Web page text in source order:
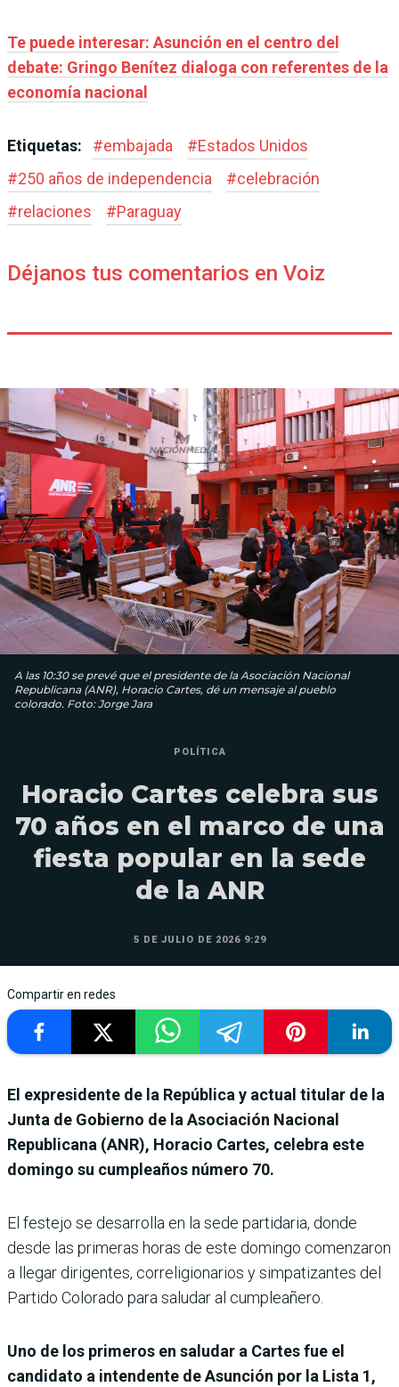
Te puede interesar: Asunción en el centro del
debate: Gringo Benítez dialoga con referentes de la
economía nacional
Etiquetas: #embajada #Estados Unidos
#250 años de independencia #celebración
#relaciones #Paraguay
Déjanos tus comentarios en Voiz
A las 10:30 se prevé que el presidente de la Asociación Nacional
Republicana (ANR), Horacio Cartes, dé un mensaje al pueblo
colorado. Foto: Jorge Jara
POLÍTICA
Horacio Cartes celebra sus
70 años en el marco de una
fiesta popular en la sede
de la ANR
5 DE JULIO DE 2026 9:29
Compartir en redes
El expresidente de la República y actual titular de la
Junta de Gobierno de la Asociación Nacional
Republicana (ANR), Horacio Cartes, celebra este
domingo su cumpleaños número 70.
El festejo se desarrolla en la sede partidaria, donde
desde las primeras horas de este domingo comenzaron
a llegar dirigentes, correligionarios y simpatizantes del
Partido Colorado para saludar al cumpleañero.
Uno de los primeros en saludar a Cartes fue el
candidato a intendente de Asunción por la Lista 1,